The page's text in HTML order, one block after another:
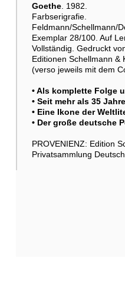
Raumbeispiel
Goethe. 1982.
Farbserigrafie.
Feldmann/Schellmann/
Exemplar 28/100. Auf
Vollständig. Gedruckt
Editionen Schellmann &
(verso jeweils mit dem
• Als komplette Folge
• Seit mehr als 35
• Eine Ikone der
• Der große deutsche
PROVENIENZ: Edition
Privatsammlung